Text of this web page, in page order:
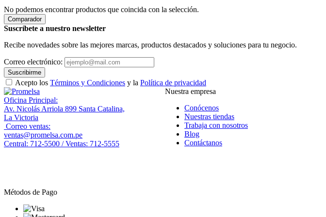
No podemos encontrar productos que coincida con la selección.
Comparador
Suscríbete a nuestro newsletter
Recibe novedades sobre las mejores marcas, productos destacados y soluciones para tu negocio.
Correo electrónico:
Suscribirme
Acepto los Términos y Condiciones y la Política de privacidad
Oficina Principal:
Av. Nicolás Arriola 899 Santa Catalina,
La Victoria
Correo ventas:
ventas@promelsa.com.pe
Central: 712-5500 / Ventas: 712-5555
Nuestra empresa
Conócenos
Nuestras tiendas
Trabaja con nosotros
Blog
Contáctanos
Métodos de Pago